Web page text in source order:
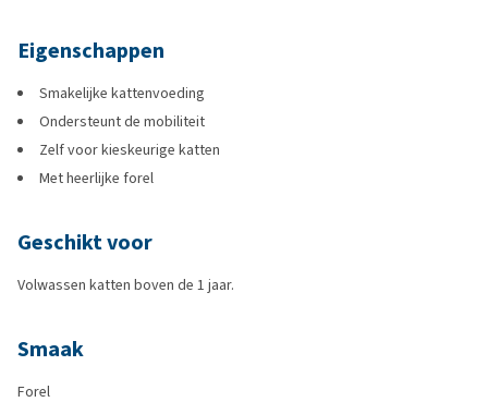
Eigenschappen
Smakelijke kattenvoeding
Ondersteunt de mobiliteit
Zelf voor kieskeurige katten
Met heerlijke forel
Geschikt voor
Volwassen katten boven de 1 jaar.
Smaak
Forel